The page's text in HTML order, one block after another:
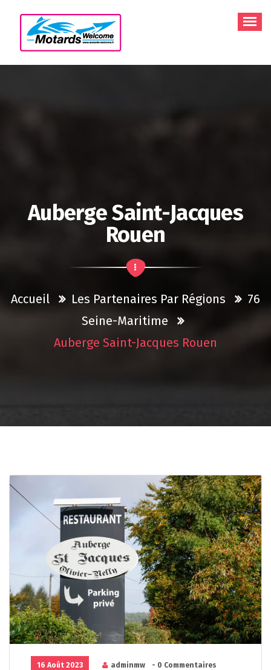
contenu
Auberge Saint-Jacques
Rouen
Accueil Les Partenaires Par Régions
76
Seine-Maritime
Auberge Saint-Jacques Rouen
16 Août 2023 adminmw
- 0 Commentaires